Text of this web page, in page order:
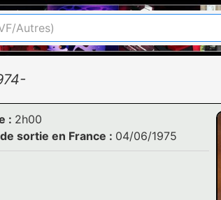
: 2h00
sortie en France : 04/06/1975